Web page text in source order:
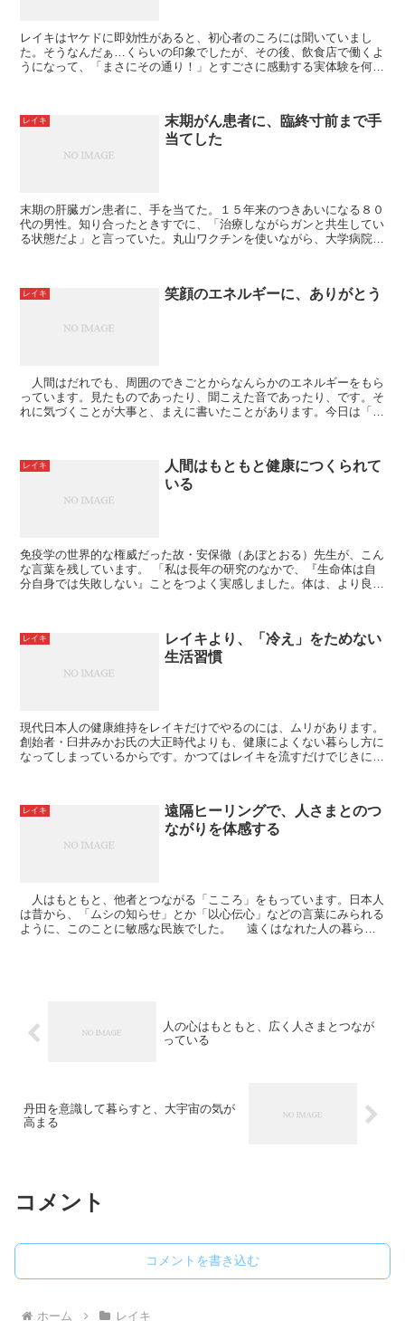
レイキはヤケドに即効性があると、初心者のころには聞いていまし
た。そうなんだぁ…くらいの印象でしたが、その後、飲食店で働くよ
うになって、「まさにその通り！」とすごさに感動する実体験を何度
レイキ
末期がん患者に、臨終寸前まで手
当てした
末期の肝臓ガン患者に、手を当てた。１５年来のつきあいになる８０
代の男性。知り合ったときすでに、「治療しながらガンと共生してい
る状態だよ」と言っていた。丸山ワクチンを使いながら、大学病院に
レイキ 笑顔のエネルギーに、ありがとう
人間はだれでも、周囲のできごとからなんらかのエネルギーをもら
っています。見たものであったり、聞こえた音であったり、です。そ
れに気づくことが大事と、まえに書いたことがあります。今日は「気
レイキ
人間はもともと健康につくられて
いる
免疫学の世界的な権威だった故・安保徹（あぼとおる）先生が、こん
な言葉を残しています。 「私は長年の研究のなかで、『生命体は自
分自身では失敗しない』ことをつよく実感しました。体は、より良い
レイキ
レイキより、「冷え」をためない
生活習慣
現代日本人の健康維持をレイキだけでやるのには、ムリがあります。
創始者・臼井みかお氏の大正時代よりも、健康によくない暮らし方に
なってしまっているからです。かつてはレイキを流すだけでじきに改
レイキ
遠隔ヒーリングで、人さまとのつ
ながりを体感する
人はもともと、他者とつながる「こころ」をもっています。日本人
は昔から、「ムシの知らせ」とか「以心伝心」などの言葉にみられる
ように、このことに敏感な民族でした。 遠くはなれた人の暮らし
人の心はもともと、広く人さまとつなが
っている
丹田を意識して暮らすと、大宇宙の気が
高まる
コメント
コメントを書き込む
ホーム レイキ